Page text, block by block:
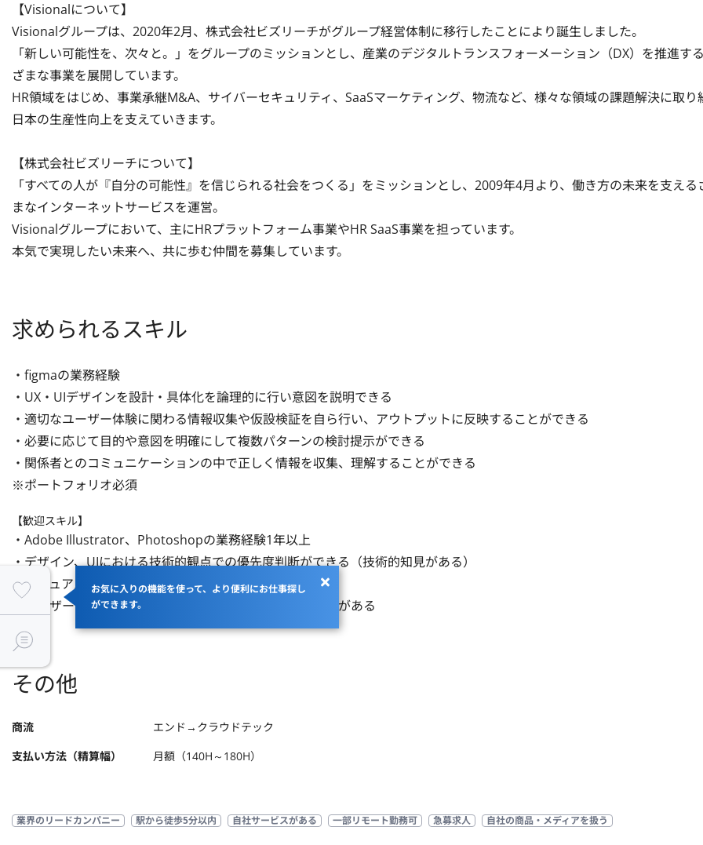
お気に入りの機能を使って、より便利にお仕事探し
ができます。
【Visionalについて】
Visionalグループは、2020年2月、株式会社ビズリーチがグループ経営体制に移行したことにより誕生しました。
「新しい可能性を、次々と。」をグループのミッションとし、産業のデジタルトランスフォーメーション（DX）を推進す
ざまな事業を展開しています。
HR領域をはじめ、事業承継M&A、サイバーセキュリティ、SaaSマーケティング、物流など、様々な領域の課題解決に取り
日本の生産性向上を支えていきます。
【株式会社ビズリーチについて】
「すべての人が『自分の可能性』を信じられる社会をつくる」をミッションとし、2009年4月より、働き方の未来を支える
まなインターネットサービスを運営。
Visionalグループにおいて、主にHRプラットフォーム事業やHR SaaS事業を担っています。
本気で実現したい未来へ、共に歩む仲間を募集しています。
求められるスキル
・figmaの業務経験
・UX・UIデザインを設計・具体化を論理的に行い意図を説明できる
・適切なユーザー体験に関わる情報収集や仮設検証を自ら行い、アウトプットに反映することができる
・必要に応じて目的や意図を明確にして複数パターンの検討提示ができる
・関係者とのコミュニケーションの中で正しく情報を収集、理解することができる
※ポートフォリオ必須
【歓迎スキル】
・Adobe Illustrator、Photoshopの業務経験1年以上
・デザイン、UIにおける技術的観点での優先度判断ができる（技術的知見がある）
・ビジュアル制作スキルを持っている
・ユーザーインタビューやユーザーテストの体系的な知識がある
その他
商流
エンド→クラウドテック
支払い方法（精算幅）
月額（140H～180H）
業界のリードカンパニー 駅から徒歩5分以内 自社サービスがある 一部リモート勤務可 急募求人 自社の商品・メディアを扱う